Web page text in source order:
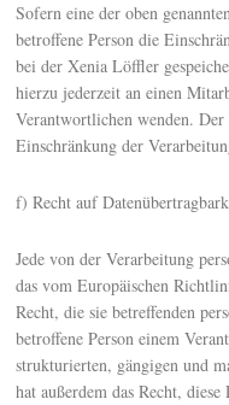
Sofern eine der oben
betroffene Person die
bei der Xenia Löffler
hierzu jederzeit an einen
Verantwortlichen wenden.
Einschränkung der
f) Recht auf
Jede von der Verarbeitung
das vom Europäischen
Recht, die sie betreffenden
betroffene Person einem
strukturierten, gängigen und
hat außerdem das Recht,